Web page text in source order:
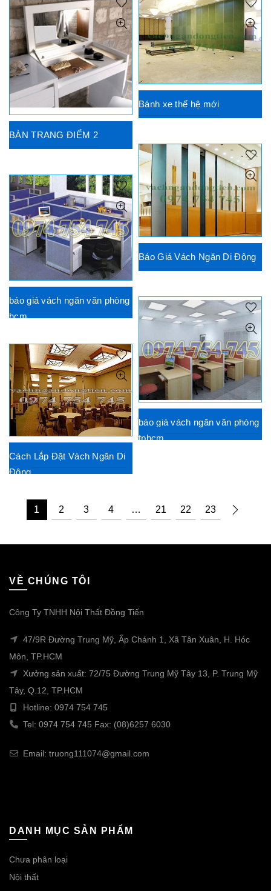
BÀN TRANG ĐIỂM 2
Bánh xe thế hệ mới
Báo Giá Vách Ngăn Di Động
báo giá vách ngăn văn phòng
hcm
báo giá vách ngăn văn phòng
tphcm
Cách Lắp Đặt Vách Ngăn Di
Động
1 2 3 4 … 21 22 23
VỀ CHÚNG TÔI
Công Ty TNHH Nội Thất Đồng Tiến
47/9R Đường Trung Mỹ, Ấp Chánh 1, Xã Tân Xuân, H. Hóc
Môn, TP.HCM
Xưởng sản xuất: 72/75 Đường Trung Mỹ Tây 13, P. Trung Mỹ
Tây, Q.12, TP.HCM
Hotline: 0974 754 745
Tel: 0974 754 745 Fax: (08)6257 6030
Email: truong111074@gmail.com
DANH MỤC SẢN PHẨM
Chưa phân loại
Nội thất